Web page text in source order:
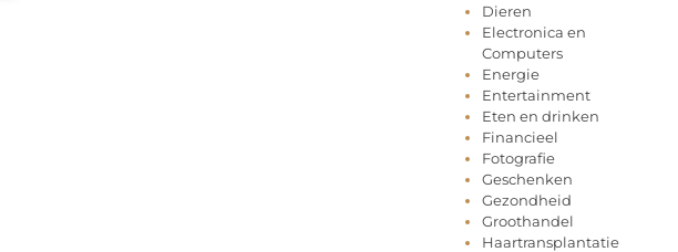
Dieren
Electronica en
Computers
Energie
Entertainment
Eten en drinken
Financieel
Fotografie
Geschenken
Gezondheid
Groothandel
Haartransplantatie